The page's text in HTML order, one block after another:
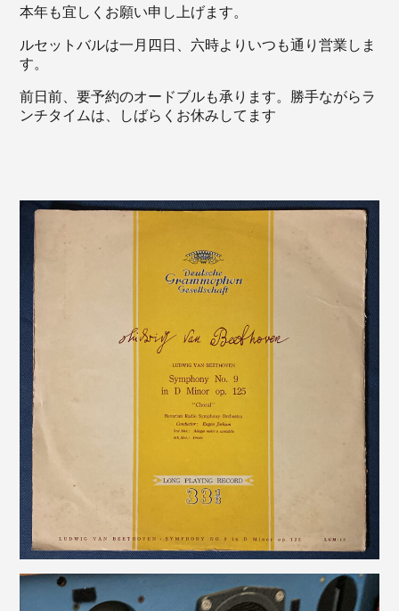
本年も宜しくお願い申し上げます。
ルセットバルは一月四日、六時よりいつも通り営業しま
す。
前日前、要予約のオードブルも承ります。勝手ながらラ
ンチタイムは、しばらくお休みしてます